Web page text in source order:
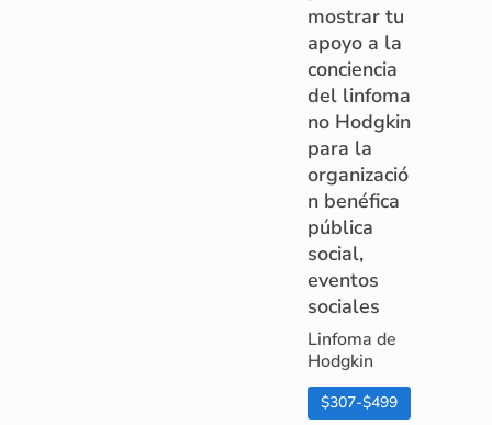
mostrar tu
apoyo a la
conciencia
del linfoma
no Hodgkin
para la
organizació
n benéfica
pública
social,
eventos
sociales
Linfoma de
Hodgkin
$307-$499